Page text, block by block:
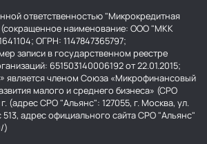
ответственностью "Микрокредитная
наименование: ООО "МКК
ОГРН: 1147847365797;
записи в государственном реестре
651503140006192 от 22.01.2015;
членом Союза «Микрофинансовый
малого и среднего бизнеса» (СРО
(адрес СРО "Альянс": 127055, г. Москва, ул.
513, адрес официального сайта СРО "Альянс"
)